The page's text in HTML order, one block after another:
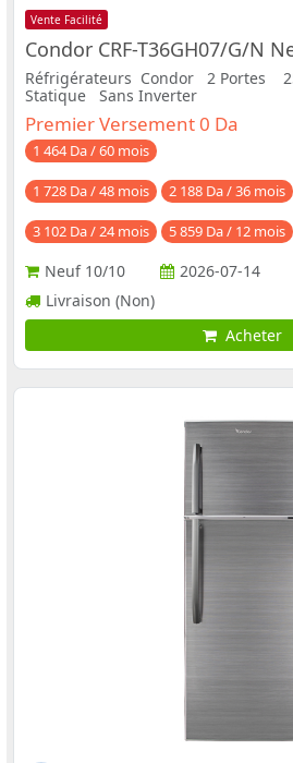
Vente Facilité
Condor CRF-T36GH07/G/N
Réfrigérateurs Condor 2 Portes
Statique Sans Inverter
Premier Versement 0 Da
1 464 Da / 60 mois
1 728 Da / 48 mois 2 188 Da / 36 mois
3 102 Da / 24 mois 5 859 Da / 12 mois
Neuf 10/10
2026-07-14
Livraison (Non)
Acheter